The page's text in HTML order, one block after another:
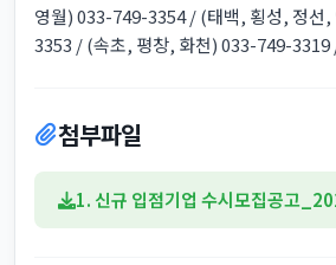
영월) 033-749-3354 / (태백, 횡성, 정선
3353 / (속초, 평창, 화천) 033-749-
첨부파일
1. 신규 입점기업 수시모집공고